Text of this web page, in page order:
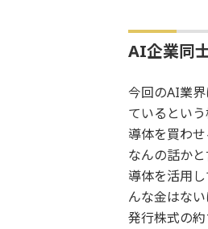
AI企業同
今回のAI業
ているとい
導体を買わ
なんの話か
導体を活用
んな金はな
発行株式の